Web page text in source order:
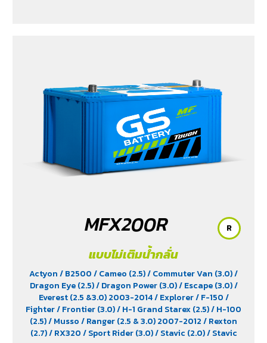
MFX200R
แบบไม่เติมน้ำกลั่น
Actyon/ B2500/ Cameo (2.5)/ Commuter Van (3.0)/
Dragon Eye (2.5)/ Dragon Power (3.0)/ Escape (3.0)/
Everest (2.5 &3.0) 2003-2014/ Explorer/ F-150/
Fighter/ Frontier (3.0)/ H-1 Grand Starex (2.5)/ H-100
(2.5)/ Musso/ Ranger (2.5 & 3.0) 2007-2012/ Rexton
(2.7)/ RX320/ Sport Rider (3.0)/ Stavic (2.0)/ Stavic
R